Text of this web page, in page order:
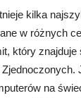
kilka
w różnych
który znajduje
na